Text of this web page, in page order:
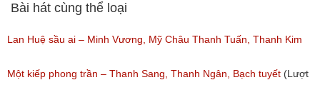
Bài hát cùng thể loại
Lan Huệ sầu ai – Minh Vương, Mỹ Châu Thanh Tuấn, Thanh Kim
Huệ
Một kiếp phong trần – Thanh Sang, Thanh Ngân, Bạch tuyết (Lượt